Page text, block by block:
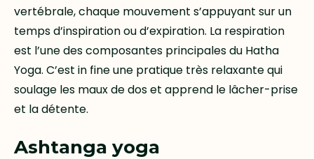
vertébrale, chaque mouvement s’appuyant sur un
temps d’inspiration ou d’expiration. La respiration
est l’une des composantes principales du Hatha
Yoga. C’est in fine une pratique très relaxante qui
soulage les maux de dos et apprend le lâcher-prise
et la détente.
Ashtanga yoga